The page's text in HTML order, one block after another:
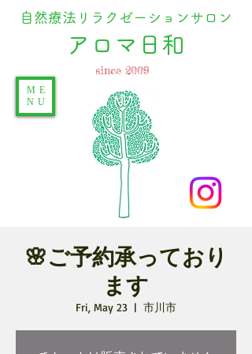
自然療法リラクゼーションサロン
​アロマ日和
ME
NU
since 2009
🌸ご予約承っており
ます
Fri, May 23
  |
市川市